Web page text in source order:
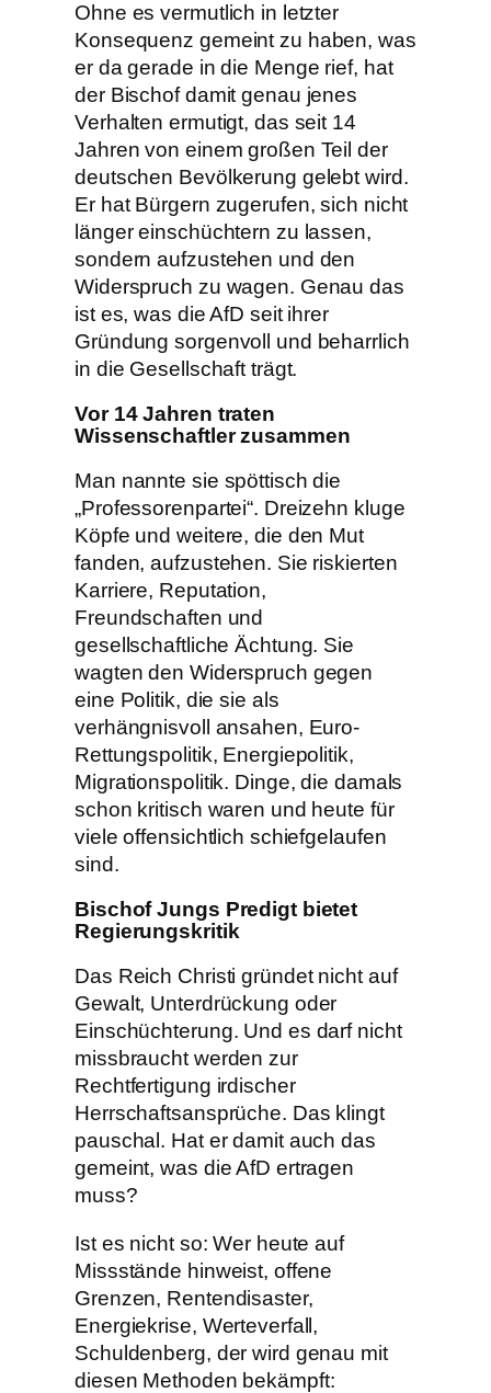
Ohne es vermutlich in letzter
Konsequenz gemeint zu haben, was
er da gerade in die Menge rief, hat
der Bischof damit genau jenes
Verhalten ermutigt, das seit 14
Jahren von einem großen Teil der
deutschen Bevölkerung gelebt wird.
Er hat Bürgern zugerufen, sich nicht
länger einschüchtern zu lassen,
sondern aufzustehen und den
Widerspruch zu wagen. Genau das
ist es, was die AfD seit ihrer
Gründung sorgenvoll und beharrlich
in die Gesellschaft trägt.
Vor 14 Jahren traten
Wissenschaftler zusammen
Man nannte sie spöttisch die
„Professorenpartei“. Dreizehn kluge
Köpfe und weitere, die den Mut
fanden, aufzustehen. Sie riskierten
Karriere, Reputation,
Freundschaften und
gesellschaftliche Ächtung. Sie
wagten den Widerspruch gegen
eine Politik, die sie als
verhängnisvoll ansahen, Euro-
Rettungspolitik, Energiepolitik,
Migrationspolitik. Dinge, die damals
schon kritisch waren und heute für
viele offensichtlich schiefgelaufen
sind.
Bischof Jungs Predigt bietet
Regierungskritik
Das Reich Christi gründet nicht auf
Gewalt, Unterdrückung oder
Einschüchterung. Und es darf nicht
missbraucht werden zur
Rechtfertigung irdischer
Herrschaftsansprüche. Das klingt
pauschal. Hat er damit auch das
gemeint, was die AfD ertragen
muss?
Ist es nicht so: Wer heute auf
Missstände hinweist, offene
Grenzen, Rentendisaster,
Energiekrise, Werteverfall,
Schuldenberg, der wird genau mit
diesen Methoden bekämpft: